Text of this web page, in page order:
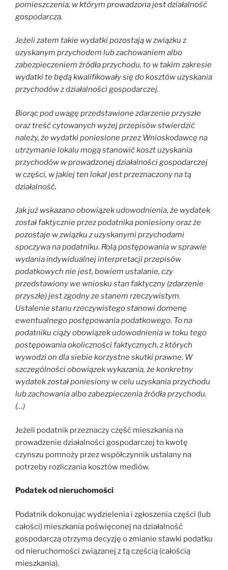
pomieszczenia, w którym prowadzona jest działalność
gospodarcza.
Jeżeli zatem takie wydatki pozostają w związku z
uzyskanym przychodem lub zachowaniem albo
zabezpieczeniem źródła przychodu, to w takim zakresie
wydatki te będą kwalifikowały się do kosztów uzyskania
przychodów z działalności gospodarczej.
Biorąc pod uwagę przedstawione zdarzenie przyszłe
oraz treść cytowanych wyżej przepisów stwierdzić
należy, że wydatki poniesione przez Wnioskodawcę na
utrzymanie lokalu mogą stanowić koszt uzyskania
przychodów w prowadzonej działalności gospodarczej
w części, w jakiej ten lokal jest przeznaczony na tą
działalność.
Jak już wskazano obowiązek udowodnienia, że wydatek
został faktycznie przez podatnika poniesiony oraz że
pozostaje w związku z uzyskanymi przychodami
spoczywa na podatniku. Rolą postępowania w sprawie
wydania indywidualnej interpretacji przepisów
podatkowych nie jest, bowiem ustalanie, czy
przedstawiony we wniosku stan faktyczny (zdarzenie
przyszłe) jest zgodny ze stanem rzeczywistym.
Ustalenie stanu rzeczywistego stanowi domenę
ewentualnego postępowania podatkowego. To na
podatniku ciąży obowiązek udowodnienia w toku tego
postępowania okoliczności faktycznych, z których
wywodzi on dla siebie korzystne skutki prawne. W
szczególności obowiązek wykazania, że konkretny
wydatek został poniesiony w celu uzyskania przychodu
lub zachowania albo zabezpieczenia źródła przychodu.
(…)
Jeżeli podatnik przeznaczy część mieszkania na
prowadzenie działalności gospodarczej to kwotę
czynszu pomnoży przez współczynnik ustalany na
potrzeby rozliczania kosztów mediów.
Podatek od nieruchomości
Podatnik dokonując wydzielenia i zgłoszenia części (lub
całości) mieszkania poświęconej na działalność
gospodarczą otrzyma decyzję o zmianie stawki podatku
od nieruchomości związanej z tą częścią (całością
mieszkania).